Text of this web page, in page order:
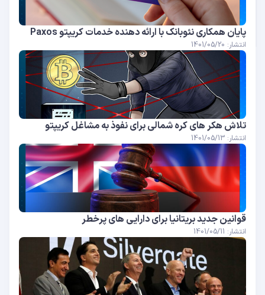
پایان همکاری نئوبانک با ارائه دهنده خدمات کریپتو Paxos
انتشار: 1401/05/20
تلاش هکر های کره شمالی برای نفوذ به مشاغل کریپتو
انتشار: 1401/05/13
قوانین جدید بریتانیا برای دارایی های پرخطر
انتشار: 1401/05/11